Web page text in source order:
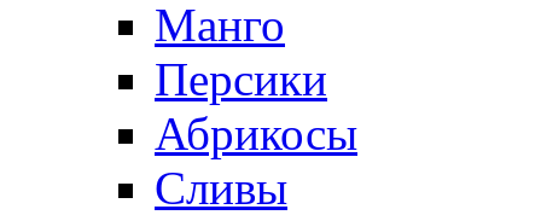
Манго
Персики
Абрикосы
Сливы